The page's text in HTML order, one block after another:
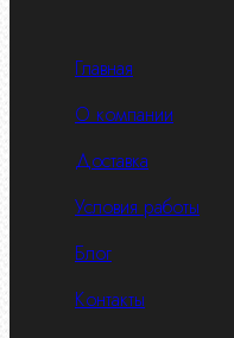
Главная
О компании
Доставка
Условия работы
Блог
Контакты